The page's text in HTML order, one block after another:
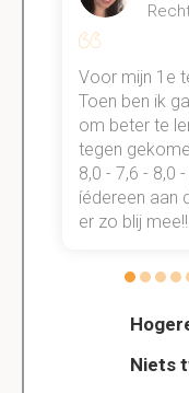
Niets
Voor mijn 1e
Toen ben ik
om beter te
tegen
8,0 - 7,6 - 8,0
íédereen aan
er zo blij mee!!